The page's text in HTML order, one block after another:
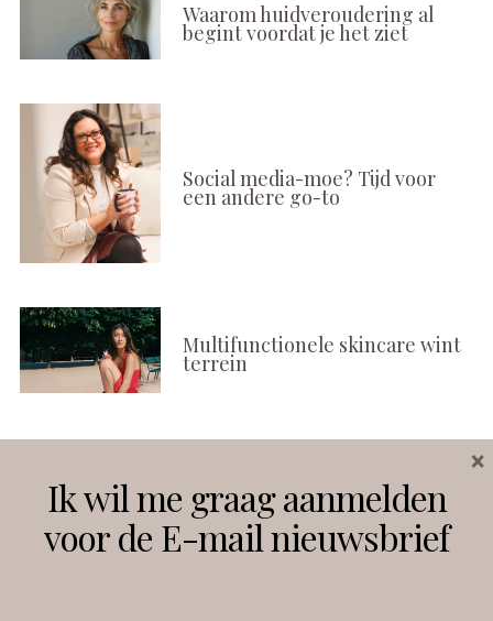
Waarom huidveroudering al
begint voordat je het ziet
Social media-moe? Tijd voor
een andere go-to
Multifunctionele skincare wint
terrein
Instagram Facebook
Ik wil me graag aanmelden
voor de E-mail nieuwsbrief
×